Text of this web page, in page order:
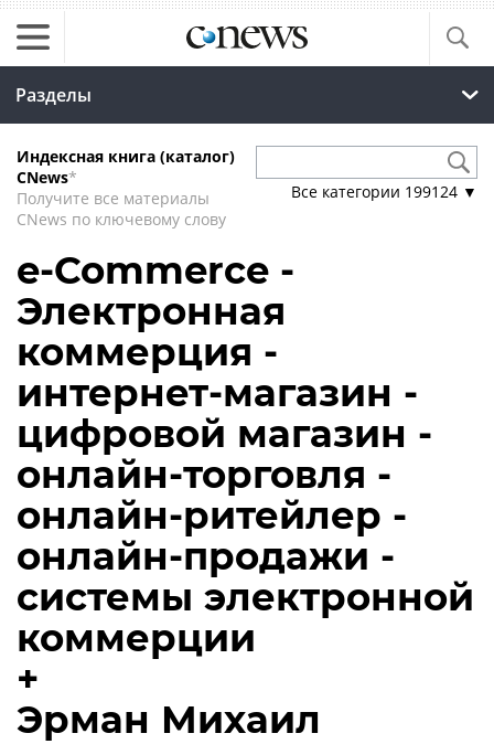
Разделы
Индексная книга (каталог)
CNews*
Получите все материалы
CNews по ключевому слову
Все категории 199124 ▼
e-Commerce -
Электронная
коммерция -
интернет-магазин -
цифровой магазин -
онлайн-торговля -
онлайн-ритейлер -
онлайн-продажи -
системы электронной
коммерции
+
Эрман Михаил